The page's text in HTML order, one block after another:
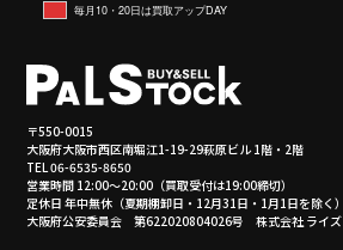
毎月10・20日は買取アップDAY
〒550-0015
大阪府大阪市西区南堀江1-19-29萩原ビル 1階・2階
TEL 06-6535-8650
営業時間 12:00～20:00（買取受付は19:00締切）
定休日 年中無休（夏期棚卸日・12月31日・1月1日を除く）
大阪府公安委員会 第622020804026号 株式会社 ライズ